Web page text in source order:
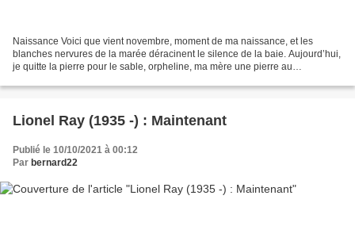
Naissance Voici que vient novembre, moment de ma naissance, et les
blanches nervures de la marée déracinent le silence de la baie. Aujourd’hui,
je quitte la pierre pour le sable, orpheline, ma mère une pierre au
Lionel Ray (1935 -) : Maintenant
Publié le 10/10/2021 à 00:12
Par bernard22